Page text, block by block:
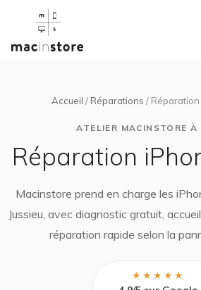
Accueil / Réparations /
ATELIER MACINSTORE À
Réparation
Macinstore prend en charge les
Jussieu, avec diagnostic gratuit,
réparation rapide selon la
★★★★★